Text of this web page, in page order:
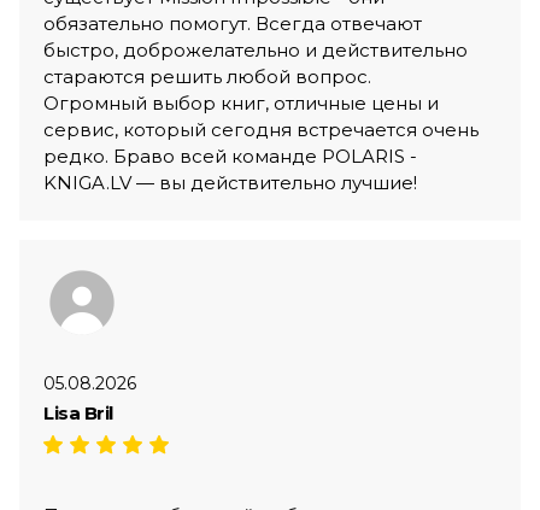
обязательно помогут. Всегда отвечают
быстро, доброжелательно и действительно
стараются решить любой вопрос.
Огромный выбор книг, отличные цены и
сервис, который сегодня встречается очень
редко. Браво всей команде POLARIS -
KNIGA.LV — вы действительно лучшие!
05.08.2026
Lisa Bril